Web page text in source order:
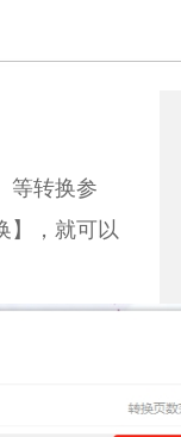
等转换参
】，就可以